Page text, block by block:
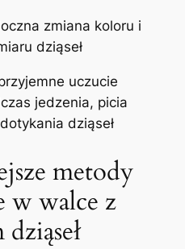
zmiana koloru i
dziąseł
uczucie
jedzenia, picia
dziąseł
metody
w walce z